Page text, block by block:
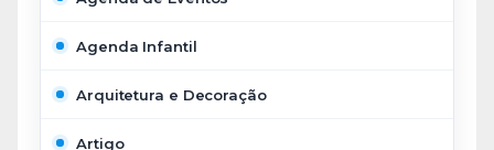
Agenda Infantil
Arquitetura e Decoração
Artigo